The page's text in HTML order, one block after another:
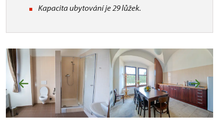
Kapacita ubytování je 29 lůžek.